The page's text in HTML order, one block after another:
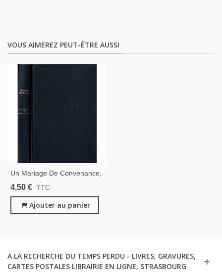
VOUS AIMEREZ PEUT-ÊTRE AUSSI
Un Mariage De Convenance,
Georgia Bockoven, 1994 -
Américains
4,50 € TTC
Ajouter au panier
A LA RECHERCHE DU TEMPS PERDU - LIVRES, GRAVURES,
CARTES POSTALES LIBRAIRIE EN LIGNE, STRASBOURG